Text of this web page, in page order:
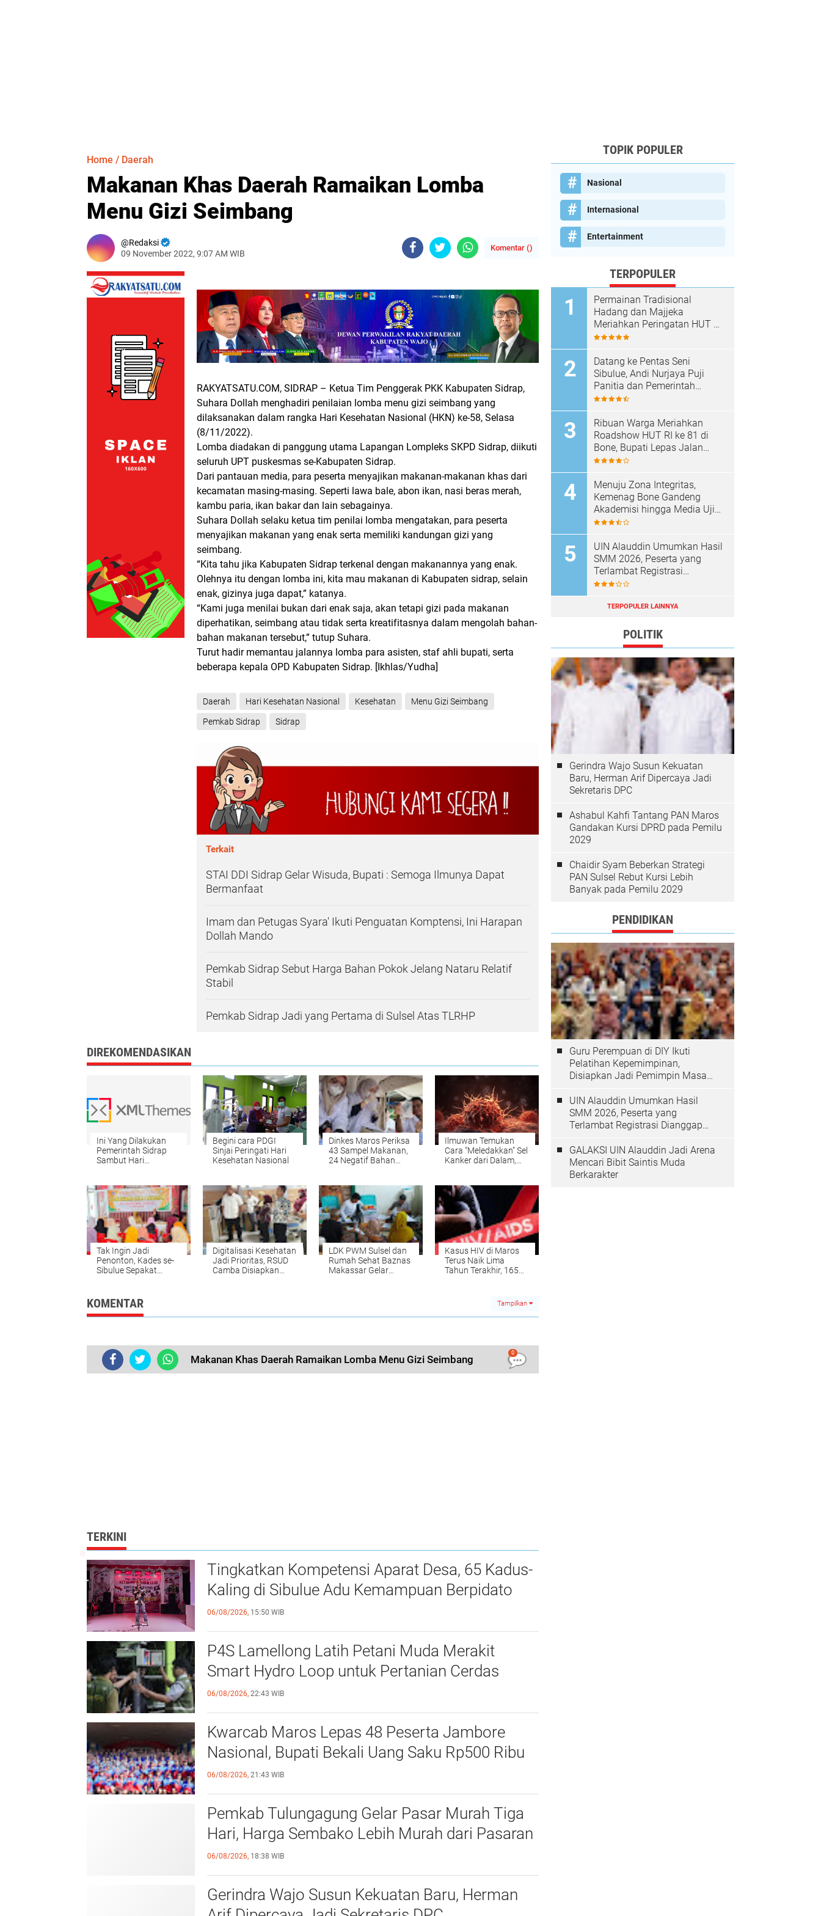
Home / Daerah
Makanan Khas Daerah Ramaikan Lomba
Menu Gizi Seimbang
Redaksi
09 November 2022, 9:07 AM WIB
Komentar ()
RAKYATSATU.COM, SIDRAP – Ketua Tim Penggerak PKK Kabupaten Sidrap,
Suhara Dollah menghadiri penilaian lomba menu gizi seimbang yang
dilaksanakan dalam rangka Hari Kesehatan Nasional (HKN) ke-58, Selasa
(8/11/2022).
Lomba diadakan di panggung utama Lapangan Lompleks SKPD Sidrap, diikuti
seluruh UPT puskesmas se-Kabupaten Sidrap.
Dari pantauan media, para peserta menyajikan makanan-makanan khas dari
kecamatan masing-masing. Seperti lawa bale, abon ikan, nasi beras merah,
kambu paria, ikan bakar dan lain sebagainya.
Suhara Dollah selaku ketua tim penilai lomba mengatakan, para peserta
menyajikan makanan yang enak serta memiliki kandungan gizi yang
seimbang.
“Kita tahu jika Kabupaten Sidrap terkenal dengan makanannya yang enak.
Olehnya itu dengan lomba ini, kita mau makanan di Kabupaten sidrap, selain
enak, gizinya juga dapat,” katanya.
“Kami juga menilai bukan dari enak saja, akan tetapi gizi pada makanan
diperhatikan, seimbang atau tidak serta kreatifitasnya dalam mengolah bahan-
bahan makanan tersebut,” tutup Suhara.
Turut hadir memantau jalannya lomba para asisten, staf ahli bupati, serta
beberapa kepala OPD Kabupaten Sidrap. [Ikhlas/Yudha]
Daerah Hari Kesehatan Nasional Kesehatan Menu Gizi Seimbang
Pemkab Sidrap Sidrap
Terkait
STAI DDI Sidrap Gelar Wisuda, Bupati : Semoga Ilmunya Dapat
Bermanfaat
Imam dan Petugas Syara' Ikuti Penguatan Komptensi, Ini Harapan
Dollah Mando
Pemkab Sidrap Sebut Harga Bahan Pokok Jelang Nataru Relatif
Stabil
Pemkab Sidrap Jadi yang Pertama di Sulsel Atas TLRHP
DIREKOMENDASIKAN
Ini Yang Dilakukan
Pemerintah Sidrap
Sambut Hari
Begini cara PDGI
Sinjai Peringati Hari
Kesehatan Nasional
Dinkes Maros Periksa
43 Sampel Makanan,
24 Negatif Bahan
Ilmuwan Temukan
Cara “Meledakkan” Sel
Kanker dari Dalam,
Tak Ingin Jadi
Penonton, Kades se-
Sibulue Sepakat
Digitalisasi Kesehatan
Jadi Prioritas, RSUD
Camba Disiapkan
LDK PWM Sulsel dan
Rumah Sehat Baznas
Makassar Gelar
Kasus HIV di Maros
Terus Naik Lima
Tahun Terakhir, 165
KOMENTAR Tampilkan
Makanan Khas Daerah Ramaikan Lomba Menu Gizi Seimbang
0
TERKINI
Tingkatkan Kompetensi Aparat Desa, 65 Kadus-
Kaling di Sibulue Adu Kemampuan Berpidato
06/08/2026, 15:50 WIB
P4S Lamellong Latih Petani Muda Merakit
Smart Hydro Loop untuk Pertanian Cerdas
06/08/2026, 22:43 WIB
Kwarcab Maros Lepas 48 Peserta Jambore
Nasional, Bupati Bekali Uang Saku Rp500 Ribu
06/08/2026, 21:43 WIB
Pemkab Tulungagung Gelar Pasar Murah Tiga
Hari, Harga Sembako Lebih Murah dari Pasaran
06/08/2026, 18:38 WIB
Gerindra Wajo Susun Kekuatan Baru, Herman
TOPIK POPULER
Nasional
Internasional
Entertainment
TERPOPULER
Permainan Tradisional
Hadang dan Majjeka
Meriahkan Peringatan HUT RI
di Sibulue
Datang ke Pentas Seni
Sibulue, Andi Nurjaya Puji
Panitia dan Pemerintah
Kecamatan
Ribuan Warga Meriahkan
Roadshow HUT RI ke 81 di
Bone, Bupati Lepas Jalan
Santai
Menuju Zona Integritas,
Kemenag Bone Gandeng
Akademisi hingga Media Uji
Standar Pelayanan
UIN Alauddin Umumkan Hasil
SMM 2026, Peserta yang
Terlambat Registrasi
Dianggap Mundur
TERPOPULER LAINNYA
POLITIK
Gerindra Wajo Susun Kekuatan
Baru, Herman Arif Dipercaya Jadi
Sekretaris DPC
Ashabul Kahfi Tantang PAN Maros
Gandakan Kursi DPRD pada Pemilu
2029
Chaidir Syam Beberkan Strategi
PAN Sulsel Rebut Kursi Lebih
Banyak pada Pemilu 2029
PENDIDIKAN
Guru Perempuan di DIY Ikuti
Pelatihan Kepemimpinan,
Disiapkan Jadi Pemimpin Masa
UIN Alauddin Umumkan Hasil
SMM 2026, Peserta yang
Terlambat Registrasi Dianggap
GALAKSI UIN Alauddin Jadi Arena
Mencari Bibit Saintis Muda
Berkarakter